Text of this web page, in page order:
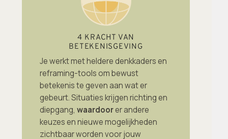
4 KRACHT VAN
BETEKENISGEVING
Je werkt met heldere denkkaders en
reframing-tools om bewust
betekenis te geven aan wat er
gebeurt. Situaties krijgen richting en
diepgang, waardoorer andere
keuzes en nieuwe mogelijkheden
zichtbaar worden voor jouw